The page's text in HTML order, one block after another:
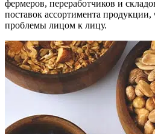
фермеров, переработчиков и
поставок ассортимента
проблемы лицом к лицу.